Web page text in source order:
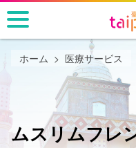
メ
イ
ン
ン
ツ
ホーム 医療サービス
ムスリムフレ